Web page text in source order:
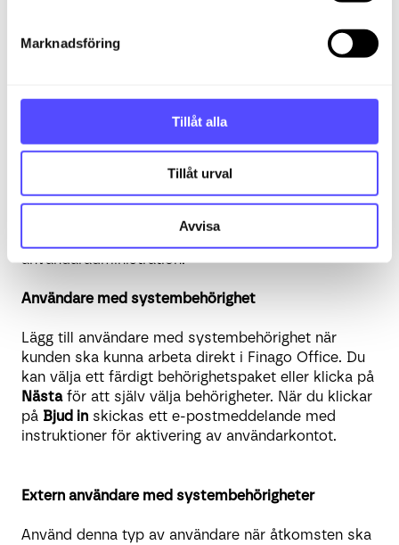
Marknadsföring
Tillåt alla
Tillåt urval
Avvisa
exempelvis vara revisorer, redovisningskonsulter
eller integrationsanvändare. Endast användare som
Om en anställd saknas i listan behöver personen
först få åtkomst till den interna byråklienten via
användaradministrationen.
Välj användaren i listan, ange om personen ska vara
RedovisningskonsultellerRevisoroch klicka sedan
. Därefter kan du tilldela ytterligare
användaradministration.
Användare med systembehörighet
Lägg till användare med systembehörighet när
kunden ska kunna arbeta direkt i Finago Office. Du
kan välja ett färdigt behörighetspaket eller klicka på
Nästaför att själv välja behörigheter. När du klickar
på Bjud in skickas ett e-postmeddelande med
instruktioner för aktivering av användarkontot.
Extern användare med systembehörigheter
Använd denna typ av användare när åtkomsten ska